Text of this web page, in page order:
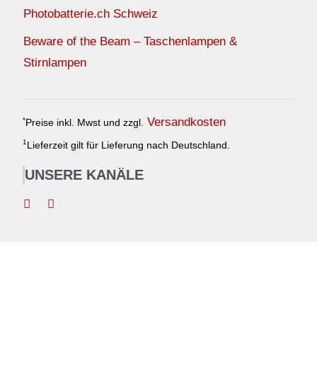
Photobatterie.ch Schweiz
Beware of the Beam – Taschenlampen &
Stirnlampen
* Preise inkl. Mwst und zzgl. Versandkosten
1Lieferzeit gilt für Lieferung nach Deutschland.
UNSERE KANÄLE